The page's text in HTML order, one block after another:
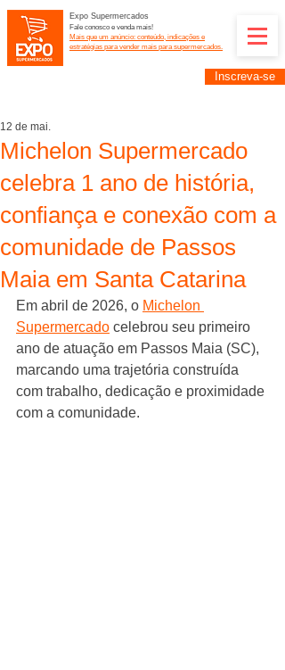
Expo Supermercados
Fale conosco e venda mais!
Mais que um anúncio: conteúdo, indicações e
estratégias para vender mais para supermercados.
Inscreva-se
Michelon Supermercado
celebra 1 ano de história,
confiança e conexão com a
comunidade de Passos
Maia em Santa Catarina
12 de mai.
Em abril de 2026, o Michelon
Supermercado celebrou seu primeiro
ano de atuação em Passos Maia (SC),
marcando uma trajetória construída
com trabalho, dedicação e proximidade
com a comunidade.